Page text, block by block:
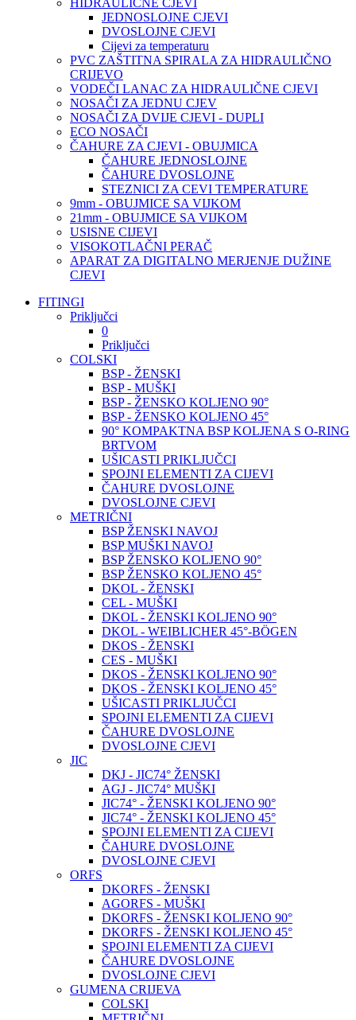
HIDRAULIČNE CJEVI
JEDNOSLOJNE CJEVI
DVOSLOJNE CJEVI
Cijevi za temperaturu
PVC ZAŠTITNA SPIRALA ZA HIDRAULIČNO
CRIJEVO
VODEČI LANAC ZA HIDRAULIČNE CJEVI
NOSAČI ZA JEDNU CJEV
NOSAČI ZA DVIJE CJEVI - DUPLI
ECO NOSAČI
ČAHURE ZA CJEVI - OBUJMICA
ČAHURE JEDNOSLOJNE
ČAHURE DVOSLOJNE
STEZNICI ZA CEVI TEMPERATURE
9mm - OBUJMICE SA VIJKOM
21mm - OBUJMICE SA VIJKOM
USISNE CIJEVI
VISOKOTLAČNI PERAČ
APARAT ZA DIGITALNO MERJENJE DUŽINE
CJEVI
FITINGI
Priključci
0
Priključci
COLSKI
BSP - ŽENSKI
BSP - MUŠKI
BSP - ŽENSKO KOLJENO 90°
BSP - ŽENSKO KOLJENO 45°
90° KOMPAKTNA BSP KOLJENA S O-RING
BRTVOM
UŠICASTI PRIKLJUČCI
SPOJNI ELEMENTI ZA CIJEVI
ČAHURE DVOSLOJNE
DVOSLOJNE CJEVI
METRIČNI
BSP ŽENSKI NAVOJ
BSP MUŠKI NAVOJ
BSP ŽENSKO KOLJENO 90°
BSP ŽENSKO KOLJENO 45°
DKOL - ŽENSKI
CEL - MUŠKI
DKOL - ŽENSKI KOLJENO 90°
DKOL - WEIBLICHER 45°-BÖGEN
DKOS - ŽENSKI
CES - MUŠKI
DKOS - ŽENSKI KOLJENO 90°
DKOS - ŽENSKI KOLJENO 45°
UŠICASTI PRIKLJUČCI
SPOJNI ELEMENTI ZA CIJEVI
ČAHURE DVOSLOJNE
DVOSLOJNE CJEVI
JIC
DKJ - JIC74° ŽENSKI
AGJ - JIC74° MUŠKI
JIC74° - ŽENSKI KOLJENO 90°
JIC74° - ŽENSKI KOLJENO 45°
SPOJNI ELEMENTI ZA CIJEVI
ČAHURE DVOSLOJNE
DVOSLOJNE CJEVI
ORFS
DKORFS - ŽENSKI
AGORFS - MUŠKI
DKORFS - ŽENSKI KOLJENO 90°
DKORFS - ŽENSKI KOLJENO 45°
SPOJNI ELEMENTI ZA CIJEVI
ČAHURE DVOSLOJNE
DVOSLOJNE CJEVI
GUMENA CRIJEVA
COLSKI